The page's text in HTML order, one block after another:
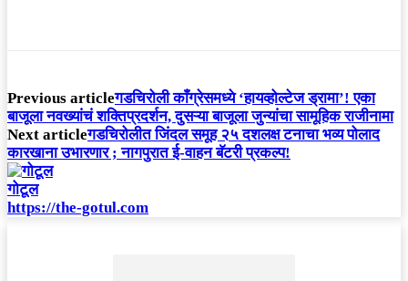
Previous articleगडचिरोली काँग्रेसमध्ये ‘हायव्होल्टेज ड्रामा’! एका
बाजूला नवख्यांचं शक्तिप्रदर्शन, दुसऱ्या बाजूला जुन्यांचा सामूहिक राजीनामा
Next articleगडचिरोलीत जिंदल समूह २५ दशलक्ष टनाचा भव्य पोलाद
कारखाना उभारणार ; नागपुरात ई-वाहन बॅटरी प्रकल्प!
गोटूल
https://the-gotul.com